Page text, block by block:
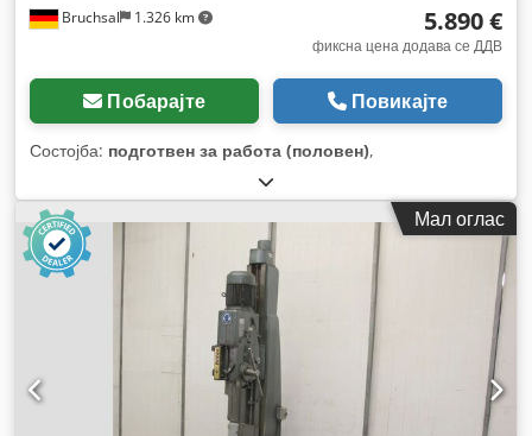
Bruchsal 1.326 km 5.890 €
фиксна цена додава се ДДВ
Побарајте Повикајте
Состојба: подготвен за работа (половен),
Мал оглас